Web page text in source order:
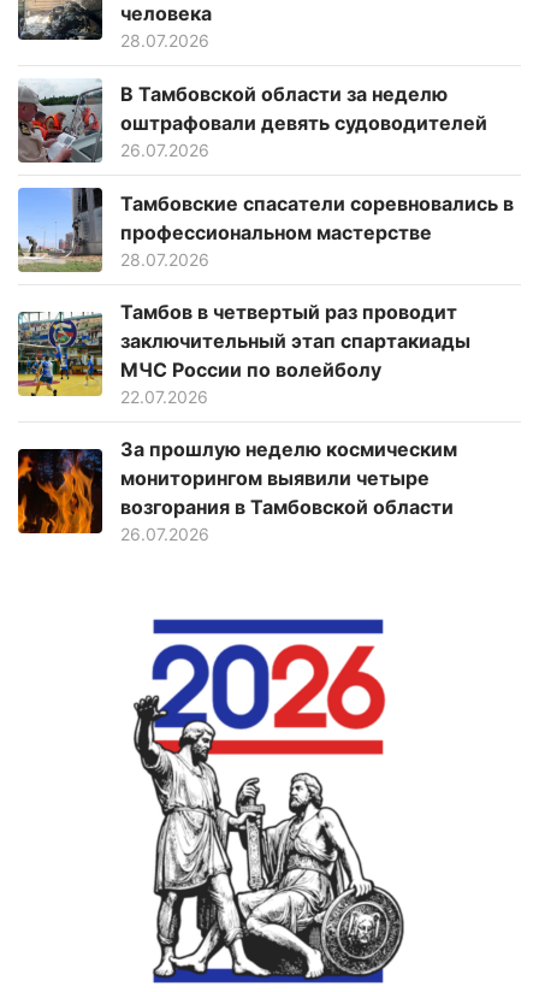
человека
28.07.2026
В Тамбовской области за неделю
оштрафовали девять судоводителей
26.07.2026
Тамбовские спасатели соревновались в
профессиональном мастерстве
28.07.2026
Тамбов в четвертый раз проводит
заключительный этап спартакиады
МЧС России по волейболу
22.07.2026
За прошлую неделю космическим
мониторингом выявили четыре
возгорания в Тамбовской области
26.07.2026